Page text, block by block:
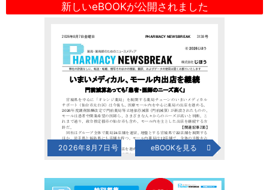
新しいeBOOKが公開されました
2026年8月7日号 eBOOKを見る